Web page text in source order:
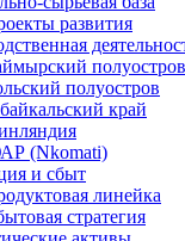
развития
полуостров
полуостров
край
(Nkomati)
и сбыт
линейка
стратегия